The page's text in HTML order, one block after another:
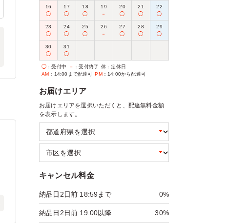
16
◯
17
◯
18
◯
19
－
20
◯
21
◯
22
◯
23
◯
24
◯
25
◯
26
－
27
◯
28
◯
29
◯
30
◯
31
◯
◯ ：受付中 － ：受付終了 休 ：定休日
AM ：14:00まで配達可 PM：14:00から配達可
お届けエリア
お届けエリアを選択いただくと、配達無料金額
を表示します。
キャンセル料金
納品日2日前 18:59まで 0%
納品日2日前 19:00以降 30%